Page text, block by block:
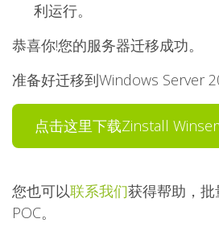
利运行。
恭喜你!您的服务器迁移成功。
准备好迁移到Windows Server
点击这里下载Zinstall
您也可以联系我们获得帮助，
POC。